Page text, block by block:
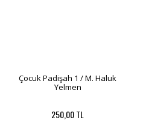
Çocuk Padişah 1 / M. Haluk
Yelmen
250,00 TL